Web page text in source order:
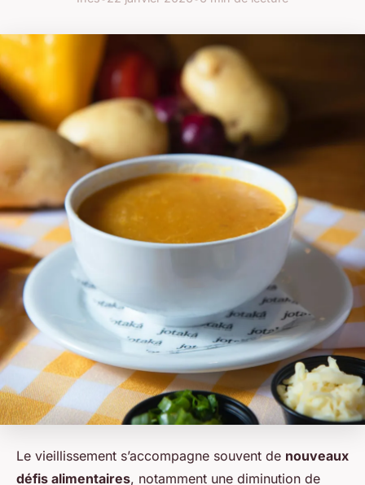
Le vieillissement s’accompagne souvent de nouveaux
défis alimentaires, notamment une diminution de